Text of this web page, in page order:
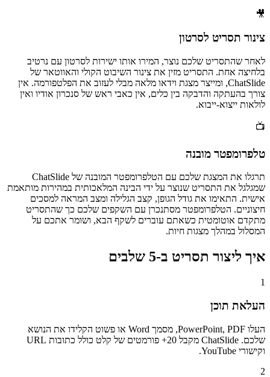
🎥
צינור תסריט לסרטון
לאחר שהתסריט שלכם נוצר, המירו אותו ישירות לסרטון עם נרטיב
בלחיצה אחת. התסריט מזין את צינור השיבוט הקולי והאווטאר של
ChatSlide, ומייצר מצגת וידאו מלאה מבלי לעזוב את הפלטפורמה. אין
צורך בהעתקה והדבקה בין כלים, אין כאבי ראש של סנכרון אודיו ואין
לולאות ייצוא-ייבוא.
📺
טלפרומפטר מובנה
תרגלו את המצגת שלכם עם הטלפרומפטר המובנה של ChatSlide
שמגלגל את התסריט שנוצר על ידי הבינה המלאכותית במהירות מותאמת
אישית. התאימו את גודל הגופן, קצב הגלילה ומצב המראה למסכים
חיצוניים. הטלפרומפטר מסתנכרן עם השקפים שלכם כך שהתסריט
מתקדם אוטומטית כשאתם עוברים לשקף הבא, ושומר אתכם על
המסלול במהלך מצגות חיות.
איך ליצור תסריט ב-5 שלבים
1
העלאת תוכן
העלו PowerPoint, PDF, מסמך Word או פשוט הקלידו את הנושא
שלכם. ChatSlide מקבל 20+ פורמטים של קלט כולל כתובות URL
וקישורי YouTube.
2